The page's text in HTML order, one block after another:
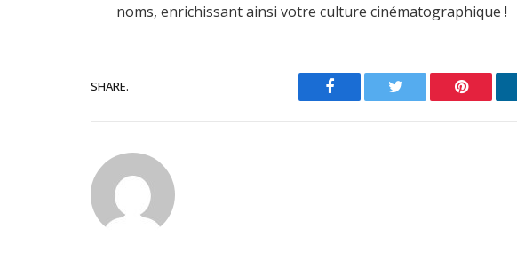
noms, enrichissant ainsi votre culture cinématographique !
SHARE.
Facebook Twitter Pinterest